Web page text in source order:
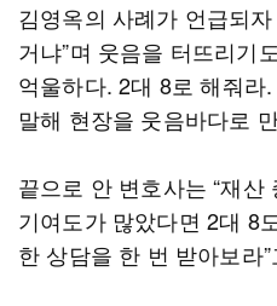
김영옥의 사례가 언급되
거냐”며 웃음을 터뜨리기
억울하다. 2대 8로 해줘라
말해 현장을 웃음바다로
끝으로 안 변호사는 “재
기여도가 많았다면 2대 8
한 상담을 한 번 받아보라